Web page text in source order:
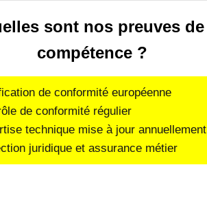
sont nos preuves de
compétence ?
de conformité européenne
de conformité régulier
technique mise à jour annuellement
juridique et assurance métier